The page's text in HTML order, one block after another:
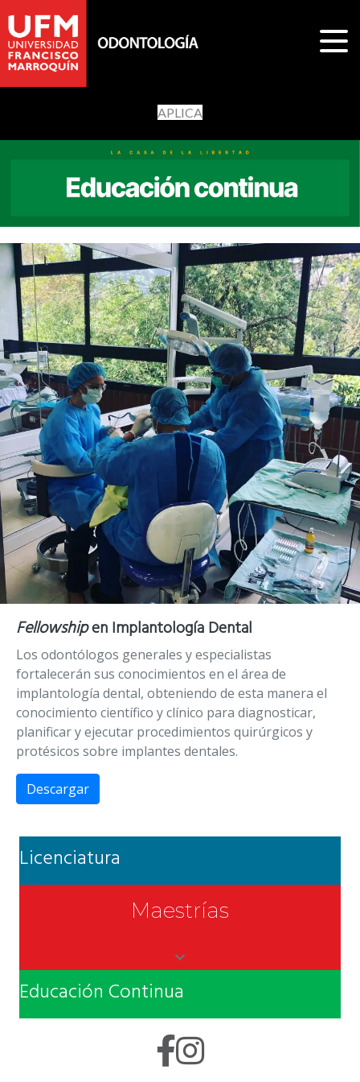
APLICA
Fellowshipen Implantología Dental
Los odontólogos generales y especialistas
fortalecerán sus conocimientos en el área de
implantología dental, obteniendo de esta manera el
conocimiento científico y clínico para diagnosticar,
planificar y ejecutar procedimientos quirúrgicos y
protésicos sobre implantes dentales.
Descargar
Licenciatura
Maestrías
Educación Continua